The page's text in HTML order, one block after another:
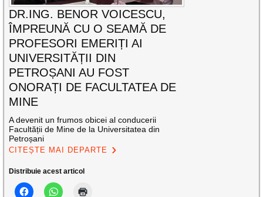
DR.ING. BENOR VOICESCU,
ÎMPREUNĂ CU O SEAMĂ DE
PROFESORI EMERIȚI AI
UNIVERSITĂȚII DIN
PETROȘANI AU FOST
ONORAȚI DE FACULTATEA DE
MINE
A devenit un frumos obicei al conducerii
Facultății de Mine de la Universitatea din
Petroșani
CITEȘTE MAI DEPARTE
Distribuie acest articol